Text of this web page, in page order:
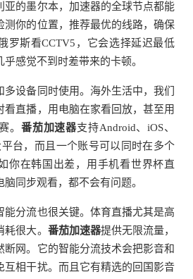
亚的墨尔本，加速器的全球节点都能
测你的位置，推荐最优的线路，确保
罗斯看CCTV5，它会选择延迟最低
感觉不到时差带来的卡顿。
设备同时使用。海外生活中，我们
看直播，用电脑在家看回放，甚至用
。 番茄加速器支持Android、iOS、
平台，而且一个账号可以同时在多个
在韩国出差，用手机看世界杯直
同步观看，都不会有问题。
能分流也很关键。体育直播尤其是高
很大。 番茄加速器提供无限流量，
断网。它的智能分流技术会把影音和
互相干扰。而且它有精选的回国影音